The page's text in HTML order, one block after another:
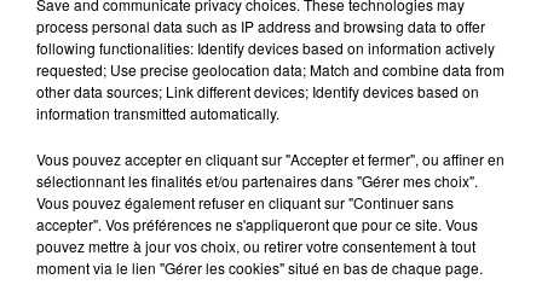
Save and communicate privacy choices. These technologies may
process personal data such as IP address and browsing data to offer
following functionalities: Identify devices based on information actively
requested; Use precise geolocation data; Match and combine data from
other data sources; Link different devices; Identify devices based on
information transmitted automatically.
Vous pouvez accepter en cliquant sur "Accepter et fermer", ou affiner en
sélectionnant les finalités et/ou partenaires dans "Gérer mes choix".
Vous pouvez également refuser en cliquant sur "Continuer sans
accepter". Vos préférences ne s'appliqueront que pour ce site. Vous
pouvez mettre à jour vos choix, ou retirer votre consentement à tout
moment via le lien "Gérer les cookies" situé en bas de chaque page.